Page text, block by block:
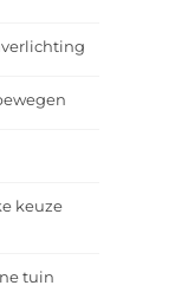
keuze
tuin